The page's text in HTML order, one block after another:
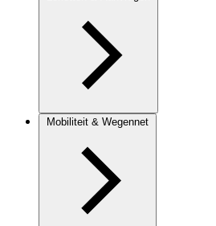
Mobiliteit & Wegennet